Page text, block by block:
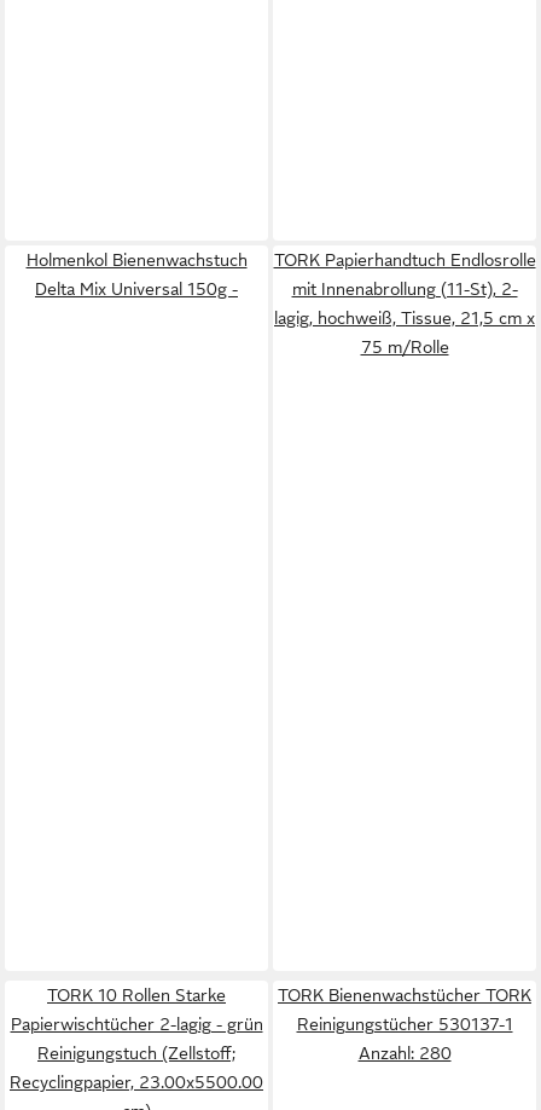
Holmenkol Bienenwachstuch
Delta Mix Universal 150g -
TORK Papierhandtuch Endlosrolle
mit Innenabrollung (11-St), 2-
lagig, hochweiß, Tissue, 21,5 cm x
75 m/Rolle
TORK 10 Rollen Starke
Papierwischtücher 2-lagig - grün
Reinigungstuch (Zellstoff;
Recyclingpapier, 23.00x5500.00
TORK Bienenwachstücher TORK
Reinigungstücher 530137-1
Anzahl: 280